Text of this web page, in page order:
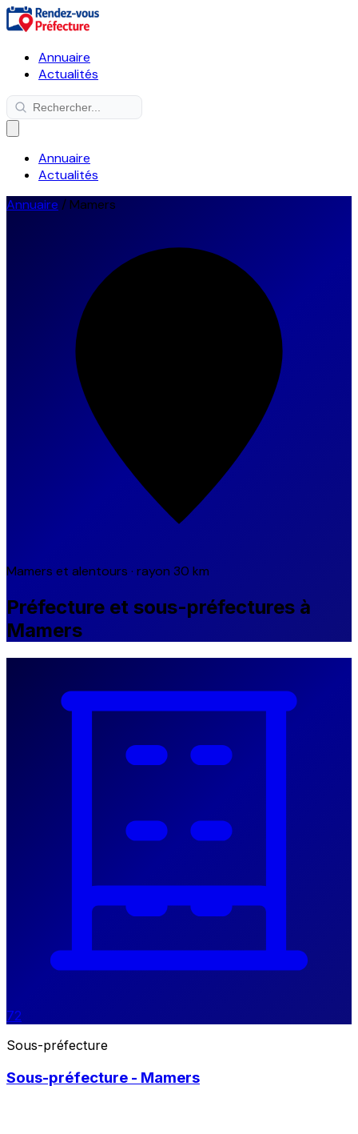
Annuaire
Actualités
Annuaire
Actualités
Annuaire / Mamers
Mamers et alentours · rayon 30 km
Préfecture et sous-préfectures à
Mamers
72
Sous-préfecture
Sous-préfecture - Mamers